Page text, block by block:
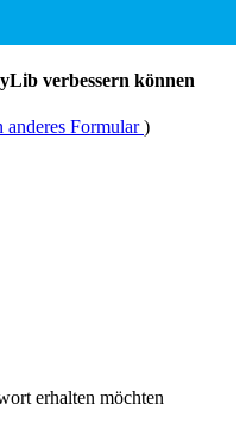
verbessern können
anderes Formular)
erhalten möchten